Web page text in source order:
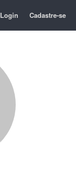
Login Cadastre-se